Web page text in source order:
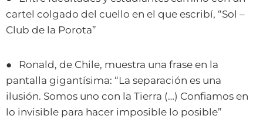
cartel colgado del cuello en el que escribí, “Sol –
Club de la Porota”
● Ronald, de Chile, muestra una frase en la
pantalla gigantísima: “La separación es una
ilusión. Somos uno con la Tierra (…) Confiamos en
lo invisible para hacer imposible lo posible”